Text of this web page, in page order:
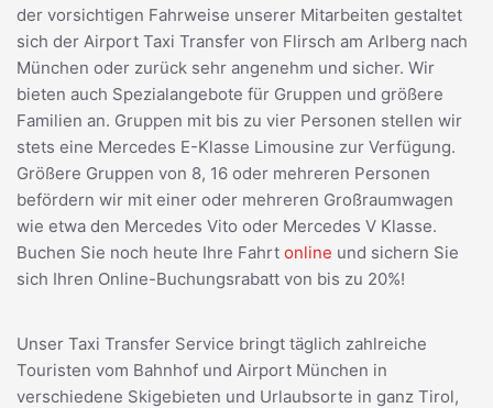
der vorsichtigen Fahrweise unserer Mitarbeiten gestaltet
sich der Airport Taxi Transfer von Flirsch am Arlberg nach
München oder zurück sehr angenehm und sicher. Wir
bieten auch Spezialangebote für Gruppen und größere
Familien an. Gruppen mit bis zu vier Personen stellen wir
stets eine Mercedes E-Klasse Limousine zur Verfügung.
Größere Gruppen von 8, 16 oder mehreren Personen
befördern wir mit einer oder mehreren Großraumwagen
wie etwa den Mercedes Vito oder Mercedes V Klasse.
Buchen Sie noch heute Ihre Fahrt online und sichern Sie
sich Ihren Online-Buchungsrabatt von bis zu 20%!
Unser Taxi Transfer Service bringt täglich zahlreiche
Touristen vom Bahnhof und Airport München in
verschiedene Skigebieten und Urlaubsorte in ganz Tirol,